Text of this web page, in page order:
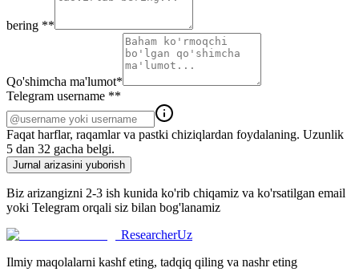
bering **
Qo'shimcha ma'lumot*
Telegram username **
Faqat harflar, raqamlar va pastki chiziqlardan foydalaning. Uzunlik
5 dan 32 gacha belgi.
Jurnal arizasini yuborish
Biz arizangizni 2-3 ish kunida ko'rib chiqamiz va ko'rsatilgan email
yoki Telegram orqali siz bilan bog'lanamiz
ResearcherUz
Ilmiy maqolalarni kashf eting, tadqiq qiling va nashr eting